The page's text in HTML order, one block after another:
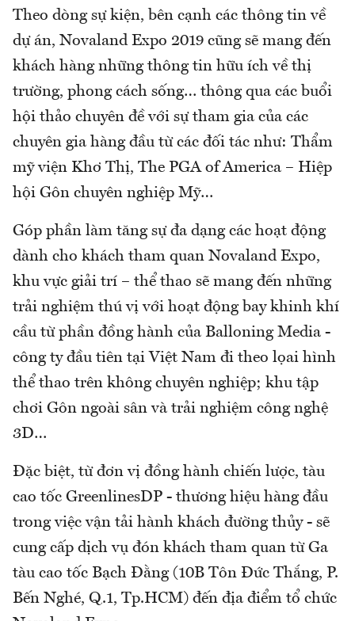
Theo dòng sự kiện, bên cạnh các thông tin về
dự án, Novaland Expo 2019 cũng sẽ mang đến
khách hàng những thông tin hữu ích về thị
trường, phong cách sống… thông qua các buổi
hội thảo chuyên đề với sự tham gia của các
chuyên gia hàng đầu từ các đối tác như: Thẩm
mỹ viện Khơ Thị, The PGA of America – Hiệp
hội Gôn chuyên nghiệp Mỹ…
Góp phần làm tăng sự đa dạng các hoạt động
dành cho khách tham quan Novaland Expo,
khu vực giải trí – thể thao sẽ mang đến những
trải nghiệm thú vị với hoạt động bay khinh khí
cầu từ phần đồng hành của Balloning Media -
công ty đầu tiên tại Việt Nam đi theo lọai hình
thể thao trên không chuyên nghiệp; khu tập
chơi Gôn ngoài sân và trải nghiệm công nghệ
3D…
Đặc biệt, từ đơn vị đồng hành chiến lược, tàu
cao tốc GreenlinesDP - thương hiệu hàng đầu
trong việc vận tải hành khách đường thủy - sẽ
cung cấp dịch vụ đón khách tham quan từ Ga
tàu cao tốc Bạch Đằng (10B Tôn Đức Thắng, P.
Bến Nghé, Q.1, Tp.HCM) đến địa điểm tổ chức